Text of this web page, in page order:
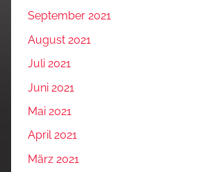
September 2021
August 2021
Juli 2021
Juni 2021
Mai 2021
April 2021
März 2021